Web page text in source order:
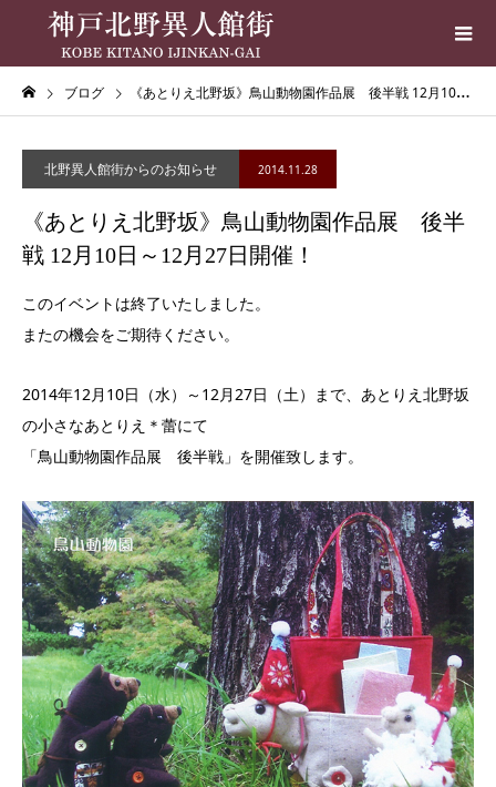
ブログ 《あとりえ北野坂》鳥山動物園作品展 後半戦 12月10日～12月27日開催！
北野異人館街からのお知らせ 2014.11.28
《あとりえ北野坂》鳥山動物園作品展 後半
戦 12月10日～12月27日開催！
このイベントは終了いたしました。
またの機会をご期待ください。
2014年12月10日（水）～12月27日（土）まで、あとりえ北野坂
の小さなあとりえ＊蕾にて
「鳥山動物園作品展 後半戦」を開催致します。